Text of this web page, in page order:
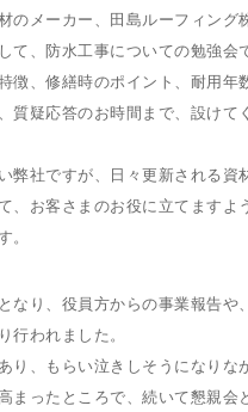
のメーカー、田島ルーフィング
て、防水工事についての勉強会
徴、修繕時のポイント、耐用年
質疑応答のお時間まで、設けて
弊社ですが、日々更新される資
、お客さまのお役に立てますよ
。
なり、役員方からの事業報告や
行われました。
り、もらい泣きしそうになりな
まったところで、続いて懇親会